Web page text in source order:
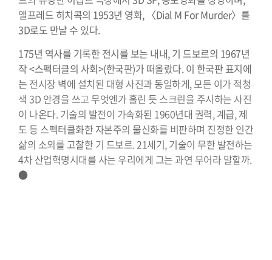
앨프레드 히치콕의 1953년 영화, 〈Dial M For Murder〉를
3D로도 만날 수 있다.
175년 역사를 기록한 전시를 보는 내내, 기 드보르의 1967년
작 <스펙터클의 사회>(한국판)가 떠올랐다. 이 한국판 표지에
는 전시장 벽에 설치된 대형 사진과 동일하게, 모든 이가 적청
색 3D 안경을 쓰고 무엇엔가 홀린 듯 스크린을 주시하는 사진
이 나온다. 기술의 발전이 가속화된 1960년대 권력, 계급, 제
도 등 스펙터클화한 자본주의 물신화를 비판하며 진정한 인간
삶의 소외를 고찰한 기 드보르. 21세기, 기술이 무한 발전하는
4차 산업혁명시대를 사는 우리에게 그는 과연 무어라 말할까.
●